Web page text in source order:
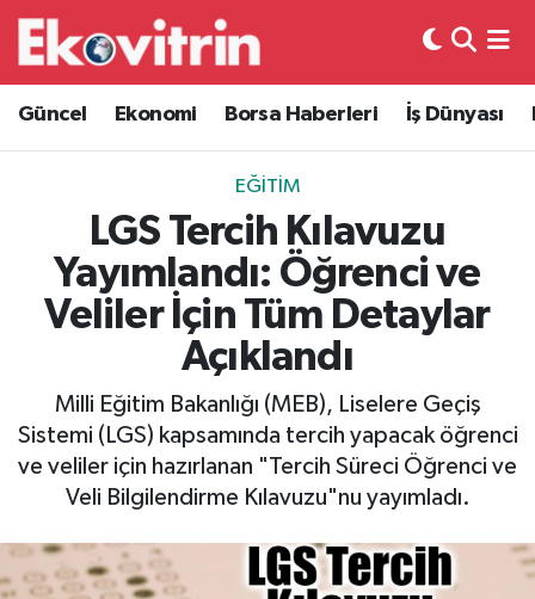
Güncel Ekonomi Borsa Haberleri İş Dünyası
EĞITIM
LGS Tercih Kılavuzu
Yayımlandı: Öğrenci ve
Veliler İçin Tüm Detaylar
Açıklandı
Milli Eğitim Bakanlığı (MEB), Liselere Geçiş
Sistemi (LGS) kapsamında tercih yapacak öğrenci
ve veliler için hazırlanan "Tercih Süreci Öğrenci ve
Veli Bilgilendirme Kılavuzu"nu yayımladı.
Güncel
Ekonomi
Borsa Haberleri
İş Dünyası
Lojistik
Otovitrin
Asayiş
Magazin
Gayrimenkul
Hava Durumu
Trafik Durumu
Süper Lig Puan Durumu ve Fikstür
Tüm Manşetler
Son Dakika Haberleri
Haber Arşivi